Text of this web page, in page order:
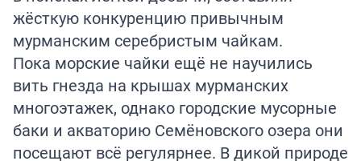
жёсткую конкуренцию привычным
мурманским серебристым чайкам.
Пока морские чайки ещё не научились
вить гнезда на крышах мурманских
многоэтажек, однако городские мусорные
баки и акваторию Семёновского озера они
посещают всё регулярнее. В дикой природе